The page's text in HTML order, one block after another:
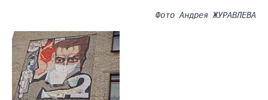
Фото Андрея ЖУРАВЛЁВА